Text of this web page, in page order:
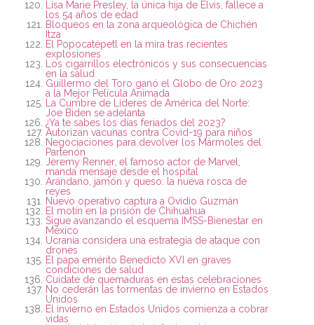
Lisa Marie Presley, la única hija de Elvis, fallece a
los 54 años de edad
Bloqueos en la zona arqueológica de Chichén
Itza
El Popocatépetl en la mira tras recientes
explosiones
Los cigarrillos electrónicos y sus consecuencias
en la salud
Guillermo del Toro ganó el Globo de Oro 2023
a la Mejor Película Animada
La Cumbre de Líderes de América del Norte:
Joe Biden se adelanta
¿Ya te sabes los días feriados del 2023?
Autorizan vacunas contra Covid-19 para niños
Negociaciones para devolver los Mármoles del
Partenón
Jeremy Renner, el famoso actor de Marvel,
manda mensaje desde el hospital
Arándano, jamón y queso: la nueva rosca de
reyes
Nuevo operativo captura a Ovidio Guzmán
El motín en la prisión de Chihuahua
Sigue avanzando el esquema IMSS-Bienestar en
México
Ucrania considera una estrategia de ataque con
drones
El papa emérito Benedicto XVI en graves
condiciones de salud
Cuídate de quemaduras en estas celebraciones
No cederán las tormentas de invierno en Estados
Unidos
El invierno en Estados Unidos comienza a cobrar
vidas